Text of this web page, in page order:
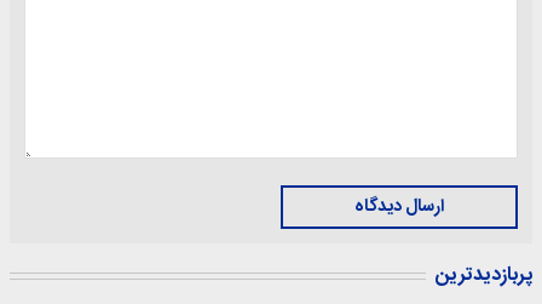
ارسال دیدگاه
پربازدیدترین